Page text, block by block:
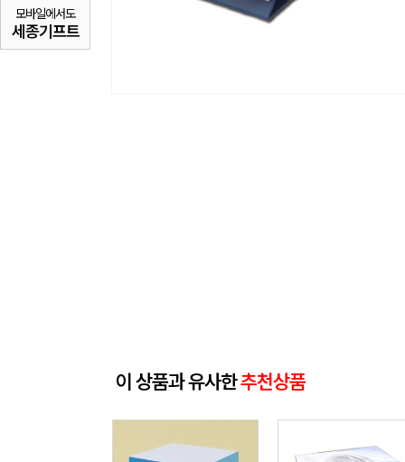
모바일에서도
세종기프트
이 상품과 유사한추천상품